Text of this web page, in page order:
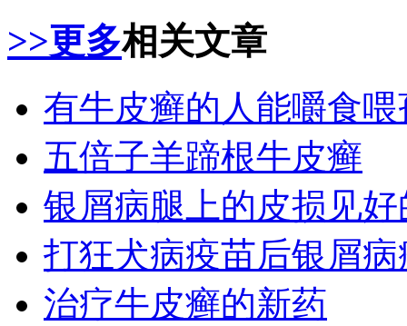
>>更多相关文章
有牛皮癣的人能嚼食
五倍子羊蹄根牛皮癣
银屑病腿上的皮损见
打狂犬病疫苗后银屑病
治疗牛皮癣的新药